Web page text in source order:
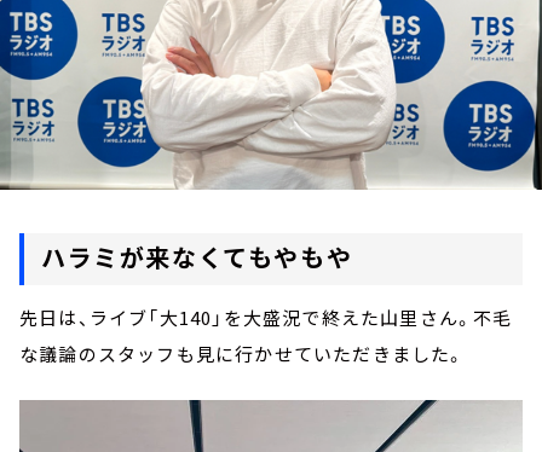
ハラミが来なくてもやもや
先日は、ライブ「大140」を大盛況で終えた山里さん。不毛
な議論のスタッフも見に行かせていただきました。